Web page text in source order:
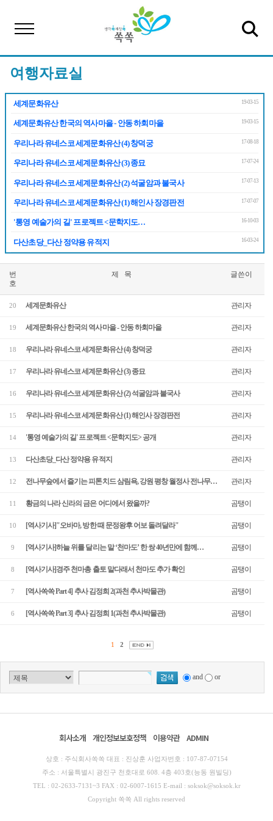
여행자료실
세계문화유산 19-03-15
세계문화유산 한국의 역사마을 - 안동 하회마을 19-03-15
우리나라 유네스코 세계문화유산 (4) 창덕궁 17-08-18
우리나라 유네스코 세계문화유산 (3) 종묘 17-07-24
우리나라 유네스코 세계문화유산 (2) 석굴암과 불국사 17-07-13
우리나라 유네스코 세계문화유산 (1) 해인사 장경판전 17-07-07
'통영 예술가의 길' 프로젝트 <문학지도… 16-10-03
다산초당_다산 정약용 유적지 16-03-24
번
호
제 목 글쓴이
20 세계문화유산 관리자
19 세계문화유산 한국의 역사마을 - 안동 하회마을 관리자
18 우리나라 유네스코 세계문화유산 (4) 창덕궁 관리자
17 우리나라 유네스코 세계문화유산 (3) 종묘 관리자
16 우리나라 유네스코 세계문화유산 (2) 석굴암과 불국사 관리자
15 우리나라 유네스코 세계문화유산 (1) 해인사 장경판전 관리자
14 '통영 예술가의 길' 프로젝트 <문학지도> 공개 관리자
13 다산초당_다산 정약용 유적지 관리자
12 전나무숲에서 즐기는 피톤치드 삼림욕, 강원 평창 월정사 전나무… 관리자
11 황금의 나라 신라의 금은 어디에서 왔을까? 곰탱이
10 [역사기사]"오바마, 방한 때 문정왕후 어보 돌려달라" 곰탱이
9 [역사기사]하늘 위를 달리는 말 ‘천마도’ 한 쌍 40년만에 함께… 곰탱이
8 [역사기사]경주 천마총 출토 말다래서 천마도 추가 확인 곰탱이
7 [역사쏙쏙 Part 4] 추사 김정희 2(과천 추사박물관) 곰탱이
6 [역사쏙쏙 Part 3] 추사 김정희 1(과천 추사박물관) 곰탱이
1 2
and or
회사소개 개인정보보호정책 이용약관 ADMIN
상호 : 주식회사쏙쏙 대표 : 진상훈 사업자번호 : 107-87-07154
주소 : 서울특별시 광진구 천호대로 608. 4층 403호(능동 원빌딩)
TEL : 02-2633-7131~3 FAX : 02-6007-1615 E-mail : soksok@soksok.kr
Copyright 쏙쏙 All rights reserved